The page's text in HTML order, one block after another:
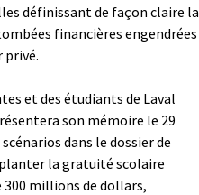
définissant de façon claire la
financières engendrées
privé.
et des étudiants de Laval
son mémoire le 29
dans le dossier de
la gratuité scolaire
millions de dollars,